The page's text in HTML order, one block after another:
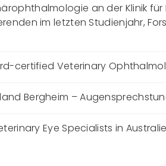
an der Klinik
im letzten Studienjahr,
certified Veterinary
Bergheim –
Eye Specialists in